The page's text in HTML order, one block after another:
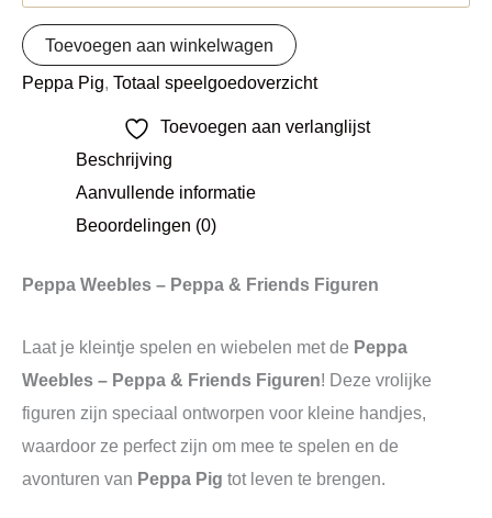
Toevoegen aan winkelwagen
Peppa Pig, Totaal speelgoedoverzicht
Toevoegen aan verlanglijst
Beschrijving
Aanvullende informatie
Beoordelingen (0)
Peppa Weebles – Peppa & Friends Figuren
Laat je kleintje spelen en wiebelen met de Peppa
Weebles – Peppa & Friends Figuren! Deze vrolijke
figuren zijn speciaal ontworpen voor kleine handjes,
waardoor ze perfect zijn om mee te spelen en de
avonturen van Peppa Pig tot leven te brengen.